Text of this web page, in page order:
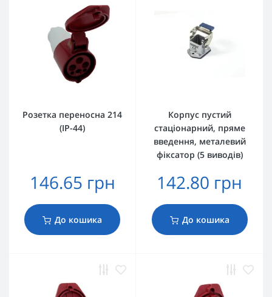
Розетка переносна 214
(IP-44)
146.65 грн
До кошика
Корпус пустий
стаціонарний, пряме
введення, металевий
фіксатор (5 виводів)
142.80 грн
До кошика